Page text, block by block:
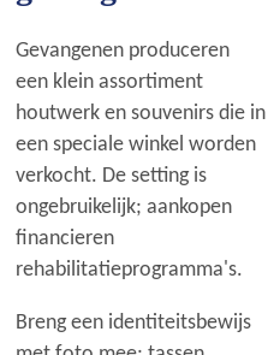
Gevangenen produceren
een klein assortiment
houtwerk en souvenirs die in
een speciale winkel worden
verkocht. De setting is
ongebruikelijk; aankopen
financieren
rehabilitatieprogramma's.
Breng een identiteitsbewijs